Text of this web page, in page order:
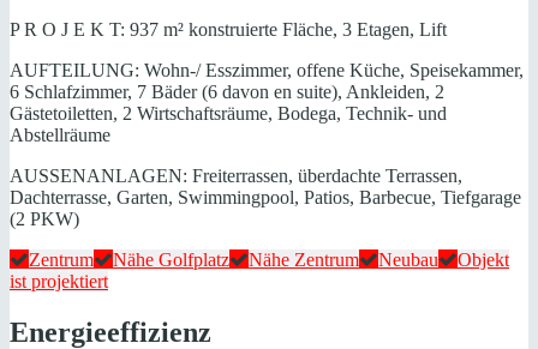
P R O J E K T: 937 m² konstruierte Fläche, 3 Etagen, Lift
AUFTEILUNG: Wohn-/ Esszimmer, offene Küche, Speisekammer,
6 Schlafzimmer, 7 Bäder (6 davon en suite), Ankleiden, 2
Gästetoiletten, 2 Wirtschaftsräume, Bodega, Technik- und
Abstellräume
AUSSENANLAGEN: Freiterrassen, überdachte Terrassen,
Dachterrasse, Garten, Swimmingpool, Patios, Barbecue, Tiefgarage
(2 PKW)
Zentrum
Nähe Golfplatz Nähe Zentrum Neubau
Objekt
ist projektiert
Energieeffizienz